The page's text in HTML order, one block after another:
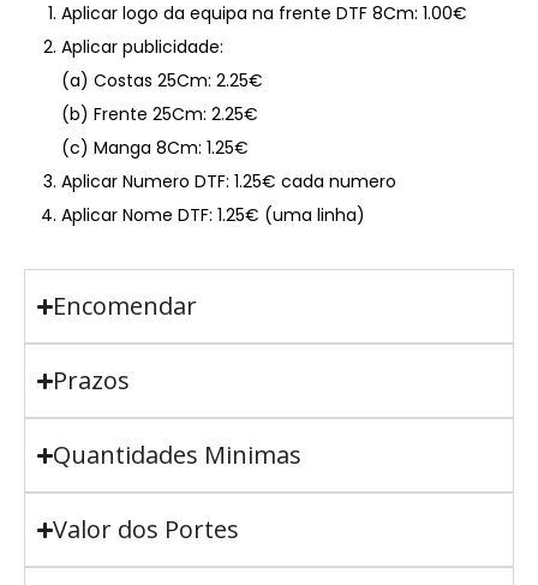
Aplicar logo da equipa na frente DTF 8Cm: 1.00€
Aplicar publicidade:
(a) Costas 25Cm: 2.25€
(b) Frente 25Cm: 2.25€
(c) Manga 8Cm: 1.25€
Aplicar Numero DTF: 1.25€ cada numero
Aplicar Nome DTF: 1.25€ (uma linha)
Encomendar
Prazos
Quantidades Minimas
Valor dos Portes